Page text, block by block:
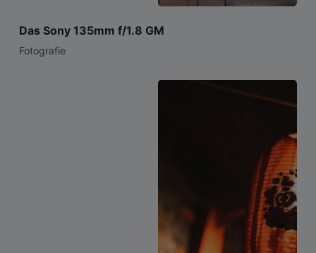
Das Sony 135mm f/1.8 GM
Fotografie